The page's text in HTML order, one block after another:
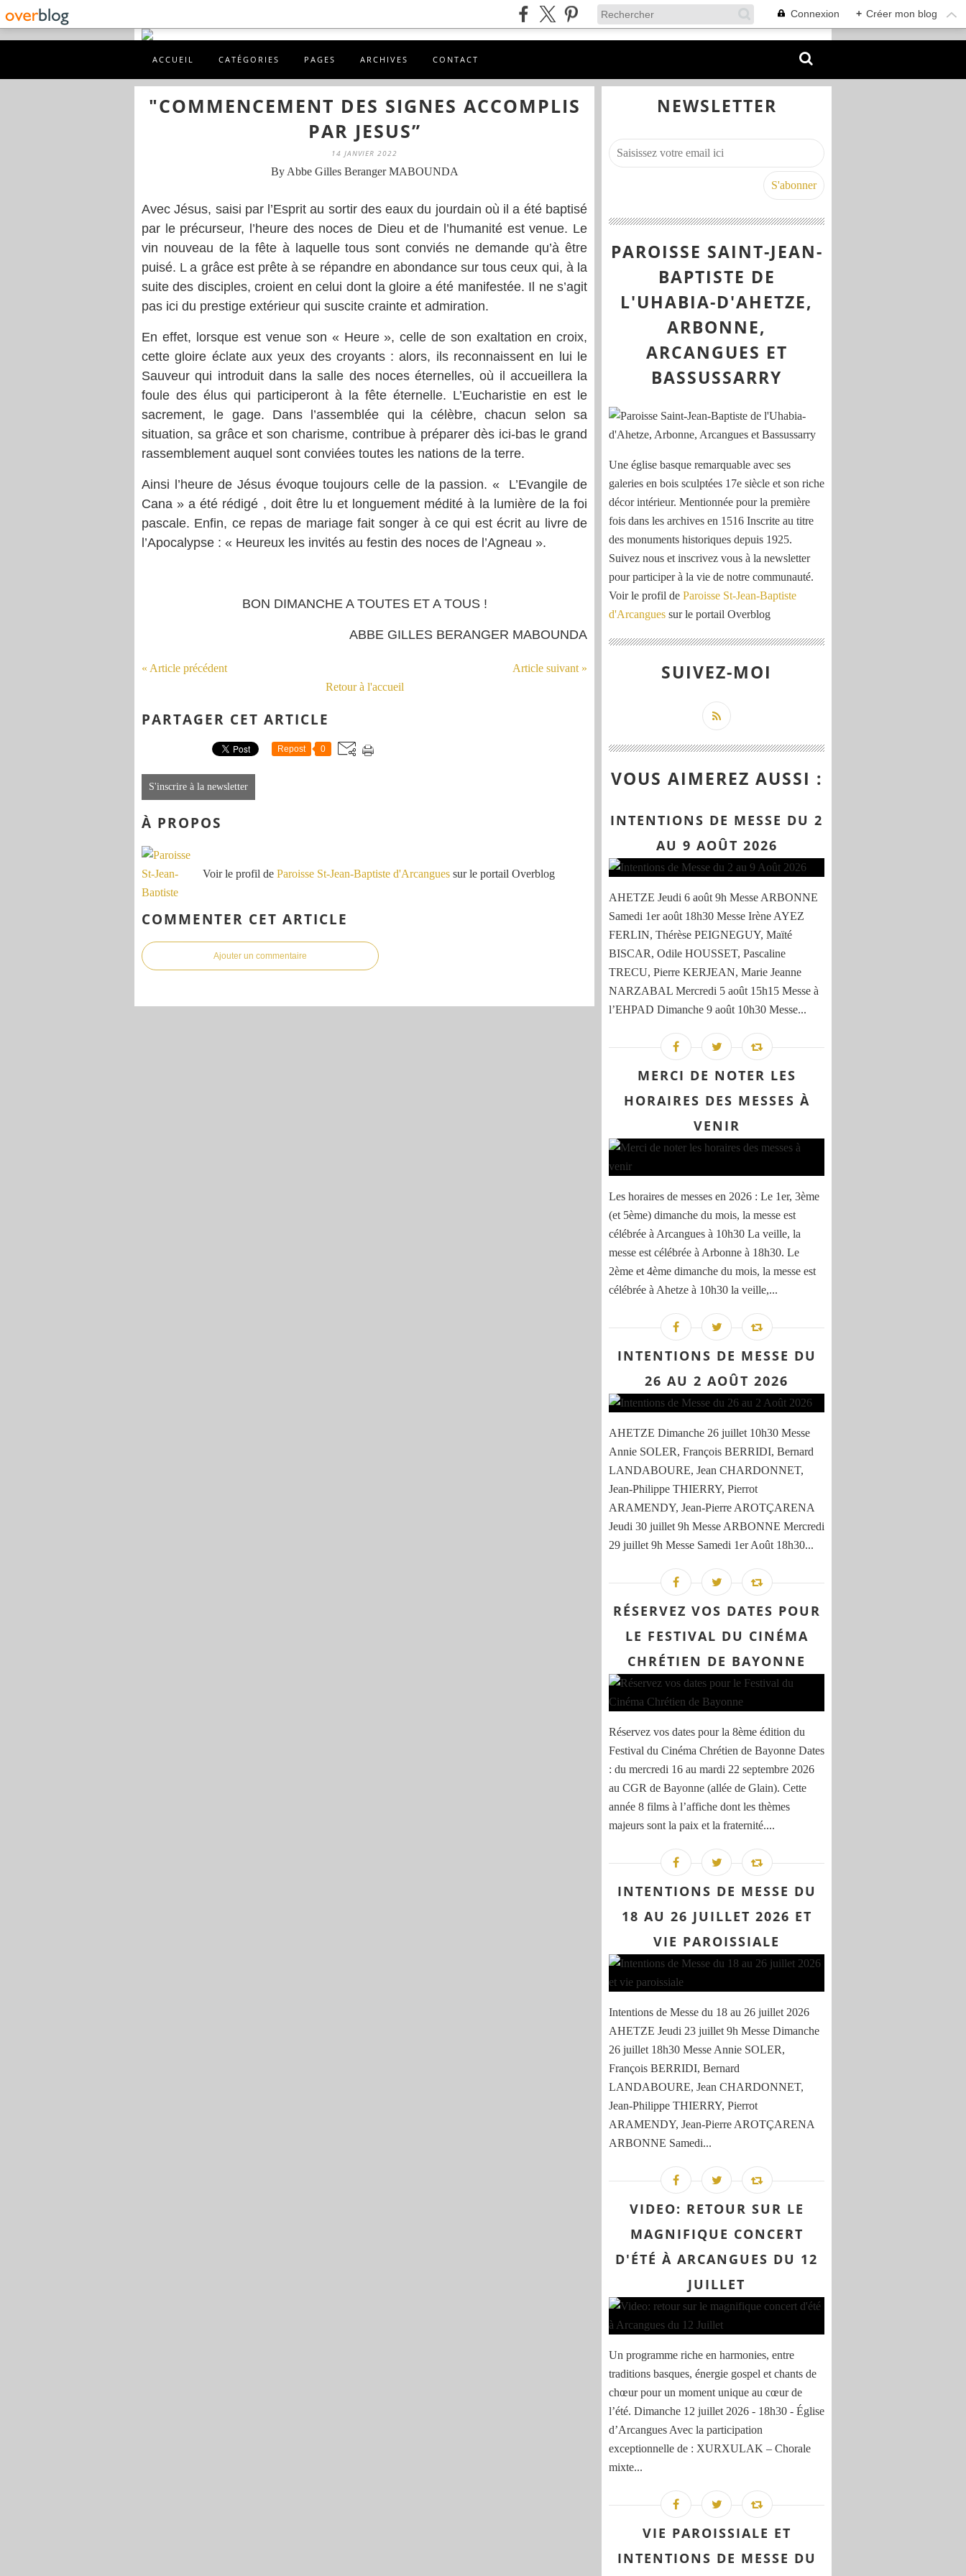
Connexion + Créer mon blog
ACCUEIL CATÉGORIES PAGES ARCHIVES CONTACT
"COMMENCEMENT DES SIGNES ACCOMPLIS
PAR JESUS”
14 JANVIER 2022
By Abbe Gilles Beranger MABOUNDA
Avec Jésus, saisi par l’Esprit au sortir des eaux du jourdain où il a été baptisé
par le précurseur, l’heure des noces de Dieu et de l’humanité est venue. Le
vin nouveau de la fête à laquelle tous sont conviés ne demande qu’à être
puisé. L a grâce est prête à se répandre en abondance sur tous ceux qui, à la
suite des disciples, croient en celui dont la gloire a été manifestée. Il ne s’agit
pas ici du prestige extérieur qui suscite crainte et admiration.
En effet, lorsque est venue son « Heure », celle de son exaltation en croix,
cette gloire éclate aux yeux des croyants : alors, ils reconnaissent en lui le
Sauveur qui introduit dans la salle des noces éternelles, où il accueillera la
foule des élus qui participeront à la fête éternelle. L’Eucharistie en est le
sacrement, le gage. Dans l’assemblée qui la célèbre, chacun selon sa
situation, sa grâce et son charisme, contribue à préparer dès ici-bas le grand
rassemblement auquel sont conviées toutes les nations de la terre.
Ainsi l’heure de Jésus évoque toujours celle de la passion. « L’Evangile de
Cana » a été rédigé , doit être lu et longuement médité à la lumière de la foi
pascale. Enfin, ce repas de mariage fait songer à ce qui est écrit au livre de
l’Apocalypse : « Heureux les invités au festin des noces de l’Agneau ».
BON DIMANCHE A TOUTES ET A TOUS !
ABBE GILLES BERANGER MABOUNDA
« Article précédent
Article suivant »
Retour à l'accueil
PARTAGER CET ARTICLE
Repost 0
S'inscrire à la newsletter
À PROPOS
Voir le profil de Paroisse St-Jean-Baptiste d'Arcangues sur le portail Overblog
COMMENTER CET ARTICLE
Ajouter un commentaire
NEWSLETTER
PAROISSE SAINT-JEAN-
BAPTISTE DE
L'UHABIA-D'AHETZE,
ARBONNE,
ARCANGUES ET
BASSUSSARRY
Une église basque remarquable avec ses
galeries en bois sculptées 17e siècle et son riche
décor intérieur. Mentionnée pour la première
fois dans les archives en 1516 Inscrite au titre
des monuments historiques depuis 1925.
Suivez nous et inscrivez vous à la newsletter
pour participer à la vie de notre communauté.
Voir le profil de Paroisse St-Jean-Baptiste
d'Arcangues sur le portail Overblog
SUIVEZ-MOI
VOUS AIMEREZ AUSSI :
INTENTIONS DE MESSE DU 2
AU 9 AOÛT 2026
AHETZE Jeudi 6 août 9h Messe ARBONNE
Samedi 1er août 18h30 Messe Irène AYEZ
FERLIN, Thérèse PEIGNEGUY, Maïté
BISCAR, Odile HOUSSET, Pascaline
TRECU, Pierre KERJEAN, Marie Jeanne
NARZABAL Mercredi 5 août 15h15 Messe à
l’EHPAD Dimanche 9 août 10h30 Messe...
MERCI DE NOTER LES
HORAIRES DES MESSES À
VENIR
Les horaires de messes en 2026 : Le 1er, 3ème
(et 5ème) dimanche du mois, la messe est
célébrée à Arcangues à 10h30 La veille, la
messe est célébrée à Arbonne à 18h30. Le
2ème et 4ème dimanche du mois, la messe est
célébrée à Ahetze à 10h30 la veille,...
INTENTIONS DE MESSE DU
26 AU 2 AOÛT 2026
AHETZE Dimanche 26 juillet 10h30 Messe
Annie SOLER, François BERRIDI, Bernard
LANDABOURE, Jean CHARDONNET,
Jean-Philippe THIERRY, Pierrot
ARAMENDY, Jean-Pierre AROTÇARENA
Jeudi 30 juillet 9h Messe ARBONNE Mercredi
29 juillet 9h Messe Samedi 1er Août 18h30...
RÉSERVEZ VOS DATES POUR
LE FESTIVAL DU CINÉMA
CHRÉTIEN DE BAYONNE
Réservez vos dates pour la 8ème édition du
Festival du Cinéma Chrétien de Bayonne Dates
: du mercredi 16 au mardi 22 septembre 2026
au CGR de Bayonne (allée de Glain). Cette
année 8 films à l’affiche dont les thèmes
majeurs sont la paix et la fraternité....
INTENTIONS DE MESSE DU
18 AU 26 JUILLET 2026 ET
VIE PAROISSIALE
Intentions de Messe du 18 au 26 juillet 2026
AHETZE Jeudi 23 juillet 9h Messe Dimanche
26 juillet 18h30 Messe Annie SOLER,
François BERRIDI, Bernard
LANDABOURE, Jean CHARDONNET,
Jean-Philippe THIERRY, Pierrot
ARAMENDY, Jean-Pierre AROTÇARENA
ARBONNE Samedi...
VIDEO: RETOUR SUR LE
MAGNIFIQUE CONCERT
D'ÉTÉ À ARCANGUES DU 12
JUILLET
Un programme riche en harmonies, entre
traditions basques, énergie gospel et chants de
chœur pour un moment unique au cœur de
l’été. Dimanche 12 juillet 2026 - 18h30 - Église
d’Arcangues Avec la participation
exceptionnelle de : XURXULAK – Chorale
mixte...
VIE PAROISSIALE ET
INTENTIONS DE MESSE DU